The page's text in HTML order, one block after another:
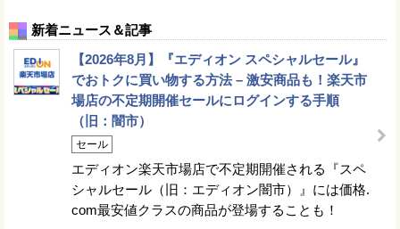
新着ニュース＆記事
【2026年8月】『エディオン スペシャルセール』
でおトクに買い物する方法 – 激安商品も！楽天市
場店の不定期開催セールにログインする手順
（旧：闇市）
セール
エディオン楽天市場店で不定期開催される『スペ
シャルセール（旧：エディオン闇市）』には価格.
com最安値クラスの商品が登場することも！